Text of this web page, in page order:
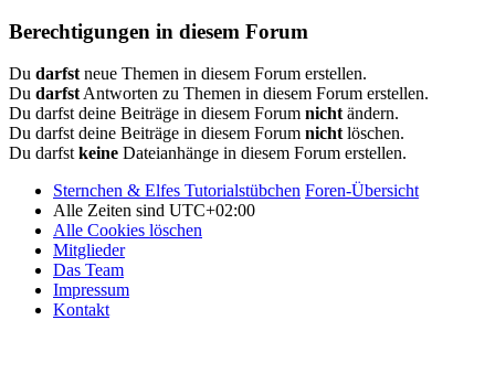
Berechtigungen in diesem Forum
Du darfstneue Themen in diesem Forum erstellen.
Du darfstAntworten zu Themen in diesem Forum erstellen.
Du darfst deine Beiträge in diesem Forum nichtändern.
Du darfst deine Beiträge in diesem Forum nichtlöschen.
Du darfstkeine Dateianhänge in diesem Forum erstellen.
Sternchen & Elfes Tutorialstübchen Foren-Übersicht
Alle Zeiten sind UTC+02:00
Alle Cookies löschen
Mitglieder
Das Team
Impressum
Kontakt